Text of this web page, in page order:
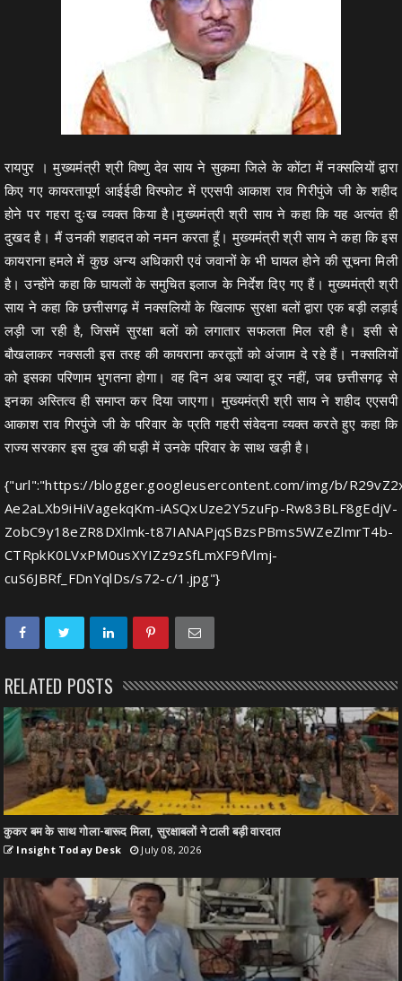
रायपुर । मुख्यमंत्री श्री विष्णु देव साय ने सुकमा जिले के कोंटा में नक्सलियों द्वारा
किए गए कायरतापूर्ण आईईडी विस्फोट में एएसपी आकाश राव गिरीपुंजे जी के शहीद
होने पर गहरा दुःख व्यक्त किया है।मुख्यमंत्री श्री साय ने कहा कि यह अत्यंत ही
दुखद है। मैं उनकी शहादत को नमन करता हूँ। मुख्यमंत्री श्री साय ने कहा कि इस
कायराना हमले में कुछ अन्य अधिकारी एवं जवानों के भी घायल होने की सूचना मिली
है। उन्होंने कहा कि घायलों के समुचित इलाज के निर्देश दिए गए हैं। मुख्यमंत्री श्री
साय ने कहा कि छत्तीसगढ़ में नक्सलियों के खिलाफ सुरक्षा बलों द्वारा एक बड़ी लड़ाई
लड़ी जा रही है, जिसमें सुरक्षा बलों को लगातार सफलता मिल रही है। इसी से
बौखलाकर नक्सली इस तरह की कायराना करतूतों को अंजाम दे रहे हैं। नक्सलियों
को इसका परिणाम भुगतना होगा। वह दिन अब ज्यादा दूर नहीं, जब छत्तीसगढ़ से
इनका अस्तित्व ही समाप्त कर दिया जाएगा। मुख्यमंत्री श्री साय ने शहीद एएसपी
आकाश राव गिरपुंजे जी के परिवार के प्रति गहरी संवेदना व्यक्त करते हुए कहा कि
राज्य सरकार इस दुख की घड़ी में उनके परिवार के साथ खड़ी है।
{"url":"https://blogger.googleusercontent.com/img/b/
Ae2aLXb9iHiVagekqKm-iASQxUze2Y5zuFp-Rw83BLF8gEdjV-
ZobC9y18eZR8DXlmk-t87IANAPjqSBzsPBms5WZeZlmrT4b-
CTRpkK0LVxPM0usXYIZz9zSfLmXF9fVlmj-
cuS6JBRf_FDnYqlDs/s72-c/1.jpg"}
RELATED POSTS
कुकर बम के साथ गोला-बारूद मिला, सुरक्षाबलों ने टाली बड़ी वारदात
Insight Today Desk July 08, 2026